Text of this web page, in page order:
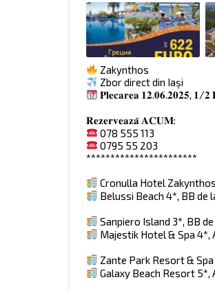
Zakynthos
Zbor direct din Iași
𝐏𝐥𝐞𝐜𝐚𝐫𝐞𝐚 𝟏𝟐.𝟎𝟔.𝟐𝟎𝟐𝟓, 𝟏/𝟐
𝐑𝐞𝐳𝐞𝐫𝐯𝐞𝐚𝐳𝐚̆ 𝐀𝐂𝐔𝐌:
078 555 113
0795 55 203
***********************
Cronulla Hotel
Belussi Beach 4*, BB de
Sanpiero Island 3*, BB
Majestik Hotel & Spa 4*,
Zante Park Resort & Spa
Galaxy Beach Resort 5*,